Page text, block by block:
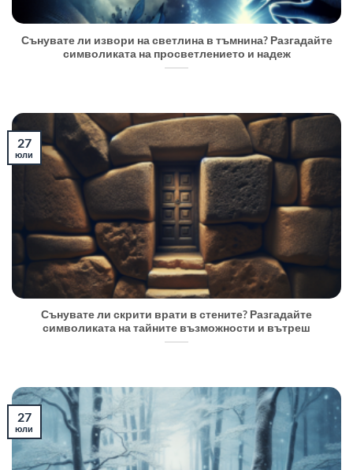
Сънувате ли извори на светлина в тъмнина? Разгадайте
символиката на просветлението и надеж
Сънувате ли скрити врати в стените? Разгадайте
символиката на тайните възможности и вътреш
27
юли
27
юли